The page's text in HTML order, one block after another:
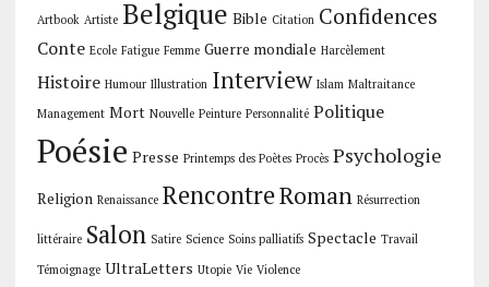
Artbook Artiste Belgique Bible Citation Confidences
Conte Ecole Fatigue Femme Guerre mondiale Harcèlement
Histoire Humour Illustration Interview Islam Maltraitance
Management Mort Nouvelle Peinture Personnalité Politique
Poésie Presse Printemps des Poètes Procès Psychologie
Religion Renaissance RencontreRoman Résurrection
littéraire Salon Satire Science Soins palliatifs Spectacle Travail
Témoignage UltraLetters Utopie Vie Violence